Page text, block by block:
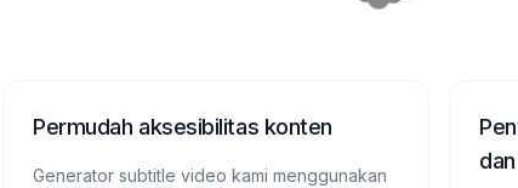
Permudah aksesibilitas konten
Generator subtitle video kami menggunakan